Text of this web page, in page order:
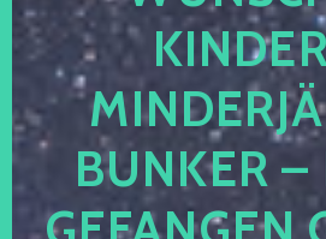
BUNKER